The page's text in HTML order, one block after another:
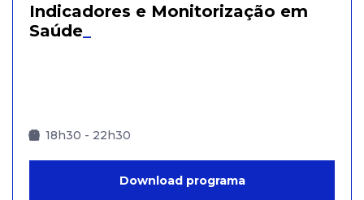
Indicadores e Monitorização em
Saúde
18h30 - 22h30
Download programa